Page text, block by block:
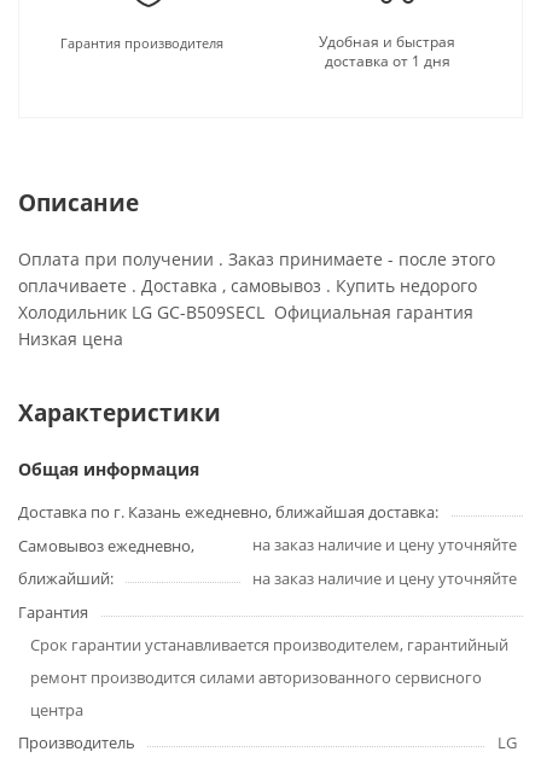
Гарантия производителя
Удобная и быстрая
доставка от 1 дня
Описание
Оплата при получении . Заказ принимаете - после этого
оплачиваете . Доставка , самовывоз . Купить недорого
Холодильник LG GC-B509SECL Официальная гарантия
Низкая цена
Характеристики
Общая информация
Доставка по г. Казань ежедневно, ближайшая доставка:
на заказ наличие и цену уточняйте
Самовывоз ежедневно,
ближайший:
на заказ наличие и цену уточняйте
Гарантия
Срок гарантии устанавливается производителем, гарантийный
ремонт производится силами авторизованного сервисного
центра
Производитель
LG